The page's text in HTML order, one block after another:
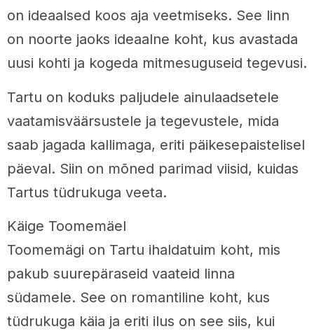
on ideaalsed koos aja veetmiseks. See linn
on noorte jaoks ideaalne koht, kus avastada
uusi kohti ja kogeda mitmesuguseid tegevusi.
Tartu on koduks paljudele ainulaadsetele
vaatamisväärsustele ja tegevustele, mida
saab jagada kallimaga, eriti päikesepaistelisel
päeval. Siin on mõned parimad viisid, kuidas
Tartus tüdrukuga veeta.
Käige Toomemäel
Toomemägi on Tartu ihaldatuim koht, mis
pakub suurepäraseid vaateid linna
südamele. See on romantiline koht, kus
tüdrukuga käia ja eriti ilus on see siis, kui